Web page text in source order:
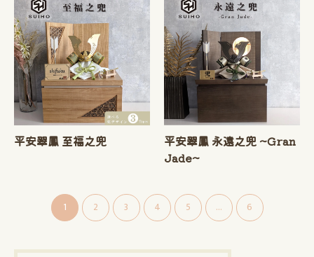
平安翠鳳 至福之兜
平安翠鳳 永遠之兜 ~Gran
Jade~
1 2 3 4 5 ... 6